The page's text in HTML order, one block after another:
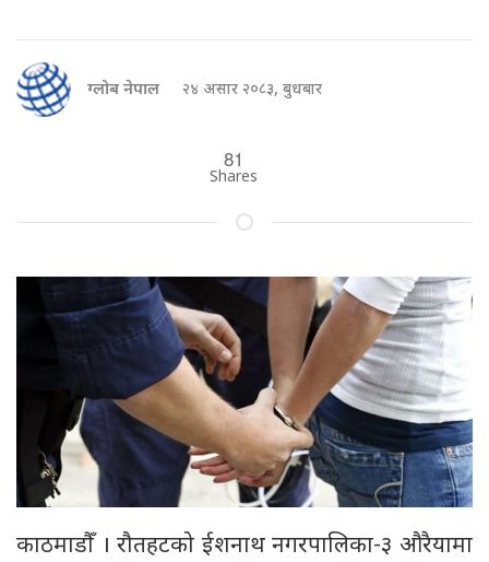
ग्लोब नेपाल २४ असार २०८३, बुधबार
81
Shares
काठमाडौँ । रौतहटको ईशनाथ नगरपालिका-३ औरैयामा